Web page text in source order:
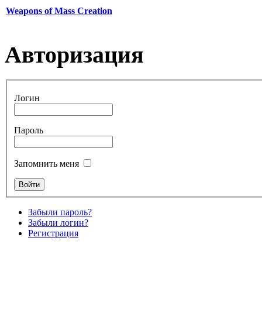
Weapons of Mass Creation
Авторизация
Логин
Пароль
Запомнить меня
Забыли пароль?
Забыли логин?
Регистрация